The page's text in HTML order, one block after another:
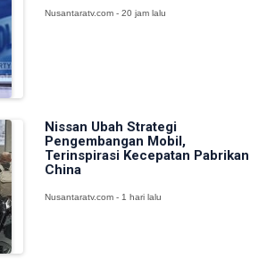
Nusantaratv.com - 20 jam lalu
Nissan Ubah Strategi
Pengembangan Mobil,
Terinspirasi Kecepatan Pabrikan
China
Nusantaratv.com - 1 hari lalu